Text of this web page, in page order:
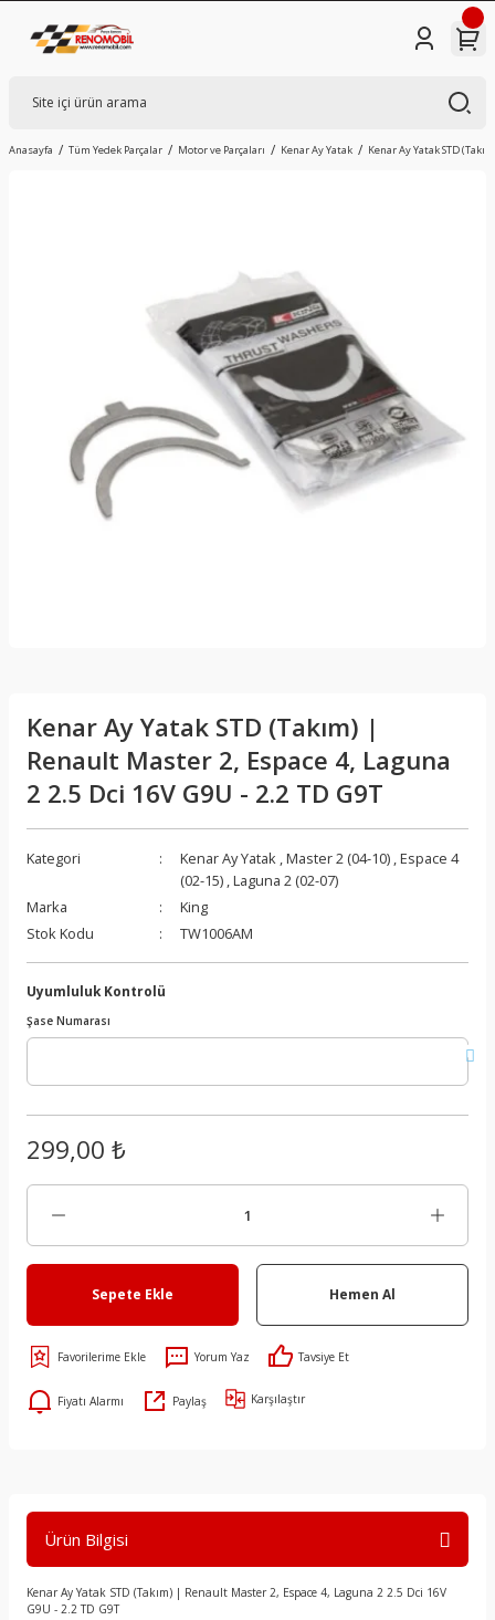
Anasayfa Tüm Yedek Parçalar Motor ve Parçaları Kenar Ay Yatak Kenar Ay Yatak STD
Kenar Ay Yatak STD (Takım) |
Renault Master 2, Espace 4, Laguna
2 2.5 Dci 16V G9U - 2.2 TD G9T
Kategori Kenar Ay Yatak ,Master 2 (04-10) ,Espace 4
(02-15) ,Laguna 2 (02-07)
Marka
King
Stok Kodu
TW1006AM
Uyumluluk Kontrolü
Şase Numarası
299,00 ₺
Sepete Ekle Hemen Al
Yorum Yaz Tavsiye Et
Fiyatı Alarmı Paylaş Karşılaştır
Ürün Bilgisi
Kenar Ay Yatak STD (Takım) | Renault Master 2, Espace 4, Laguna 2 2.5 Dci 16V
G9U - 2.2 TD G9T